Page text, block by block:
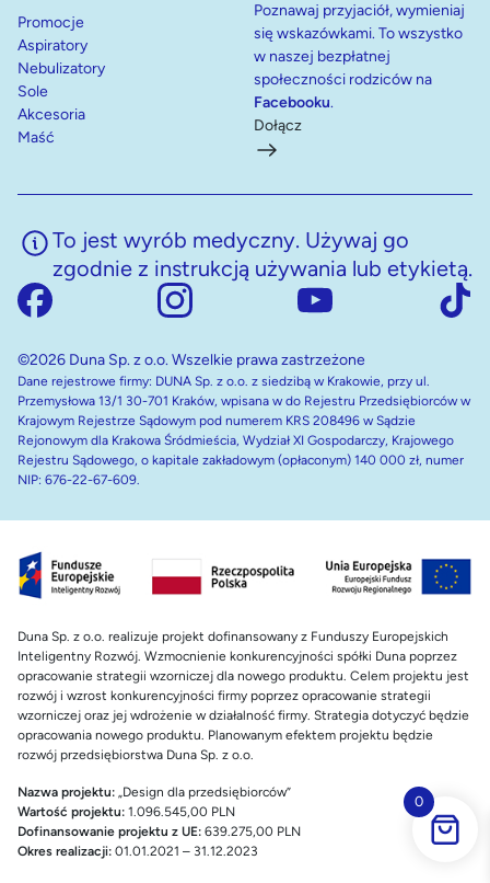
Promocje
Aspiratory
Nebulizatory
Sole
Akcesoria
Maść
Poznawaj przyjaciół, wymieniaj
się wskazówkami. To wszystko
w naszej bezpłatnej
społeczności rodziców na
Facebooku.
Dołącz
To jest wyrób medyczny. Używaj go
zgodnie z instrukcją używania lub etykietą.
©2026 Duna Sp. z o.o. Wszelkie prawa zastrzeżone
Dane rejestrowe firmy: DUNA Sp. z o.o. z siedzibą w Krakowie, przy ul.
Przemysłowa 13/1 30-701 Kraków, wpisana w do Rejestru Przedsiębiorców w
Krajowym Rejestrze Sądowym pod numerem KRS 208496 w Sądzie
Rejonowym dla Krakowa Śródmieścia, Wydział XI Gospodarczy, Krajowego
Rejestru Sądowego, o kapitale zakładowym (opłaconym) 140 000 zł, numer
NIP: 676-22-67-609.
Duna Sp. z o.o. realizuje projekt dofinansowany z Funduszy Europejskich
Inteligentny Rozwój. Wzmocnienie konkurencyjności spółki Duna poprzez
opracowanie strategii wzorniczej dla nowego produktu. Celem projektu jest
rozwój i wzrost konkurencyjności firmy poprzez opracowanie strategii
wzorniczej oraz jej wdrożenie w działalność firmy. Strategia dotyczyć będzie
opracowania nowego produktu. Planowanym efektem projektu będzie
rozwój przedsiębiorstwa Duna Sp. z o.o.
Nazwa projektu: „Design dla przedsiębiorców”
Wartość projektu: 1.096.545,00 PLN
Dofinansowanie projektu z UE: 639.275,00 PLN
Okres realizacji: 01.01.2021 – 31.12.2023
0